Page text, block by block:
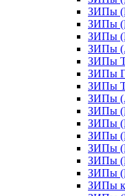
ЗИПы
ЗИПы
ЗИПы
ЗИПы
ЗИПы
ЗИПы
ЗИПы
ЗИПы
ЗИПы
ЗИПы
ЗИПы
ЗИПы
ЗИПы
ЗИПы
ЗИПы к